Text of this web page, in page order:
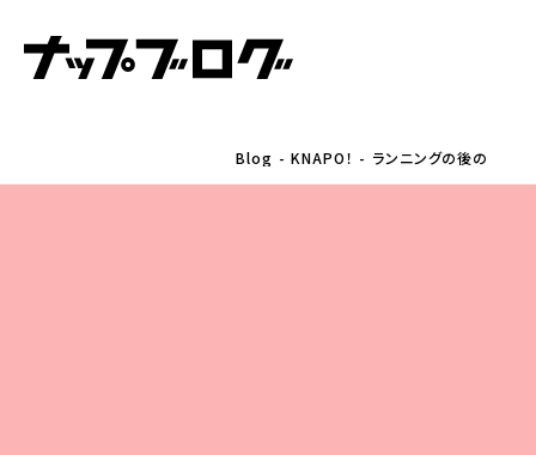
Blog KNAPO！ ランニングの後の